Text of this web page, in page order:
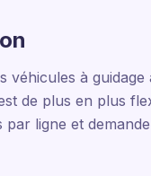
à
de plus en plus
ligne et